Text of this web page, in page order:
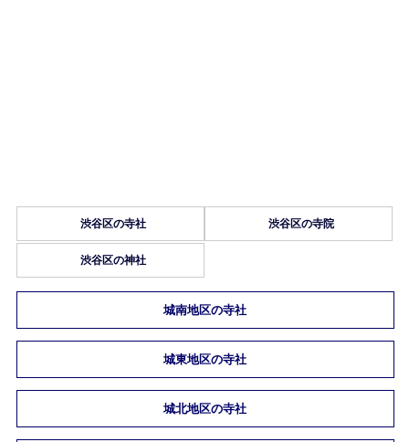
渋谷区の寺社 渋谷区の寺院
渋谷区の神社
城南地区の寺社
城東地区の寺社
城北地区の寺社